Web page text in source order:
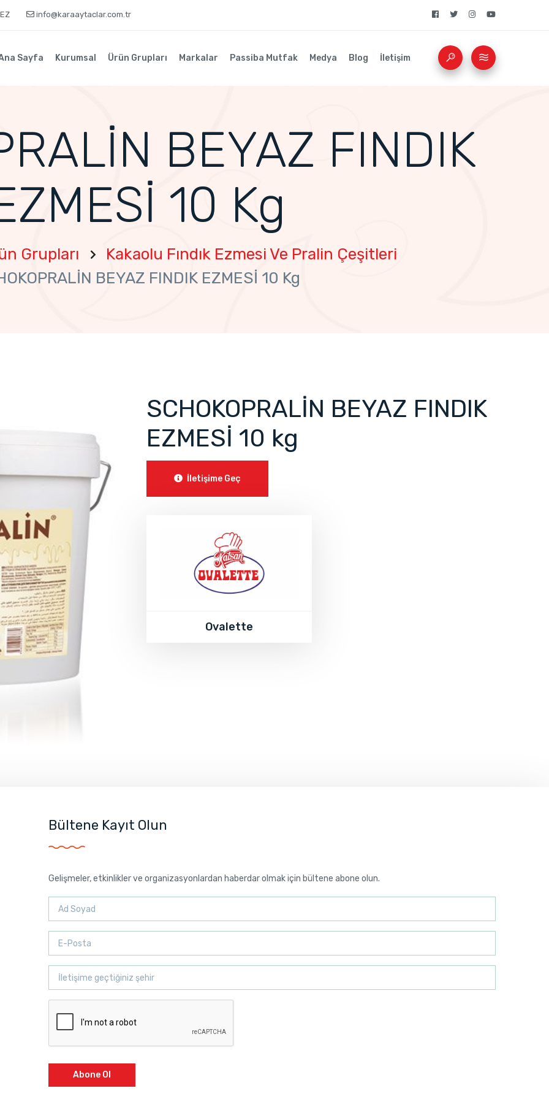
info@karaaytaclar.com.tr
Sayfa Kurumsal Ürün Grupları Markalar Passiba Mutfak Medya Blog İletişim
BEYAZ FINDIK
10 Kg
Grupları
Kakaolu Fındık Ezmesi Ve Pralin Çeşitleri
BEYAZ FINDIK EZMESİ 10 Kg
SCHOKOPRALİN BEYAZ FINDIK
EZMESİ 10 kg
İletişime Geç
Ovalette
Bültene Kayıt Olun
Gelişmeler, etkinlikler ve organizasyonlardan haberdar olmak için bültene abone olun.
Abone Ol